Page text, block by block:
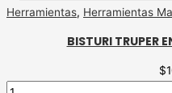
Herramientas, Herramientas
BISTURI TRUPER
$